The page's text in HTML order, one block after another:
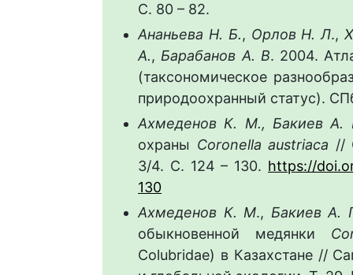
С. 80 – 82.
Ананьева Н. Б., Орлов Н. Л.,
А., Барабанов А. В. 2004.
(таксономическое
природоохранный статус).
Ахмеденов К. М., Бакиев А.
охраны Coronella austriaca //
3/4. С. 124 – 130. https://
130
Ахмеденов К. М., Бакиев А.
обыкновенной медянки
Colubridae) в Казахстане //